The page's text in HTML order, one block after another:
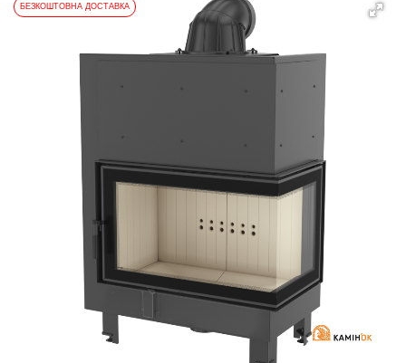
БЕЗКОШТОВНА ДОСТАВКА